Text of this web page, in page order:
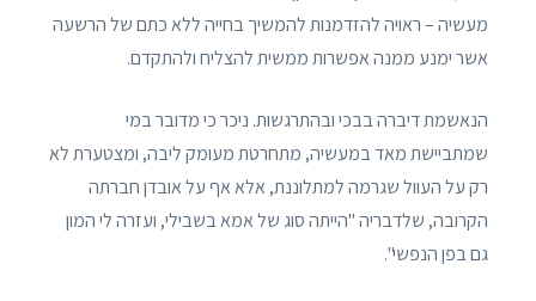
מעשיה – ראויה להזדמנות להמשיך בחייה ללא כתם של הרשעה
אשר ימנע ממנה אפשרות ממשית להצליח ולהתקדם.
הנאשמת דיברה בבכי ובהתרגשות. ניכר כי מדובר במי
שמתביישת מאד במעשיה, מתחרטת מעומק ליבה, ומצטערת לא
רק על העוול שגרמה למתלוננת, אלא אף על אובדן חברתה
הקרובה, שלדבריה "הייתה סוג של אמא בשבילי, ועזרה לי המון
גם בפן הנפשי".